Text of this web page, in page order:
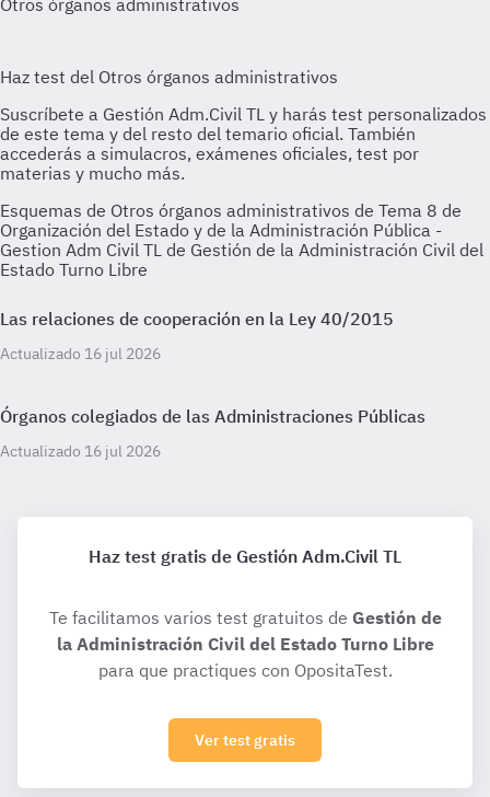
Esquemas de Otros órganos administrativos de Tema 8 de
Organización del Estado y de la Administración Pública -
Gestion Adm Civil TL de Gestión de la Administración Civil del
Estado Turno Libre
Las relaciones de cooperación en la Ley 40/2015
Actualizado 16 jul 2026
Órganos colegiados de las Administraciones Públicas
Actualizado 16 jul 2026
Haz test gratis de Gestión Adm.Civil TL
Te facilitamos varios test gratuitos de Gestión de
la Administración Civil del Estado Turno Libre
para que practiques con OpositaTest.
Ver test gratis